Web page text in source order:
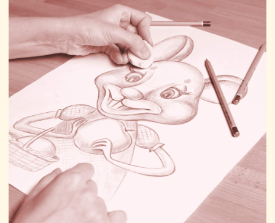
Санкт-Петербург
© 2004-2025
Art Groove.
Get groove.
+7 (812) 718-2118
Дежурим на телефоне
artdirector@artgroove.ru
По вопросам сотрудничества
career@artgroove.ru
Резюме и отклики на вакансии